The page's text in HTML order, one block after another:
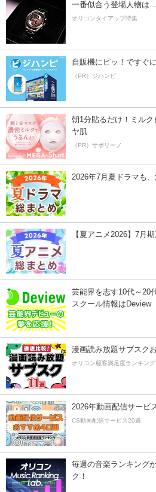
一番似合う登場人物は
オリコンタイアップ特集
自販機にピッ！ですぐ
（PR）ジハンピ
朝1分貼るだけ！ミル
ヤ肌
（PR）サボリーノ
2026年7月夏ドラマも
【夏アニメ2026】7月
芸能界を志す10代～20
スクール情報はDeview
漫画読み放題サブスク
オリコン顧客満足度ランキング
2026年動画配信サービ
CS動画配信サービス20選
毎週の音楽ランキング
ク！